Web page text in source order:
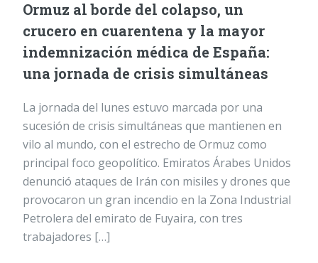
Ormuz al borde del colapso, un
crucero en cuarentena y la mayor
indemnización médica de España:
una jornada de crisis simultáneas
La jornada del lunes estuvo marcada por una
sucesión de crisis simultáneas que mantienen en
vilo al mundo, con el estrecho de Ormuz como
principal foco geopolítico. Emiratos Árabes Unidos
denunció ataques de Irán con misiles y drones que
provocaron un gran incendio en la Zona Industrial
Petrolera del emirato de Fuyaira, con tres
trabajadores […]